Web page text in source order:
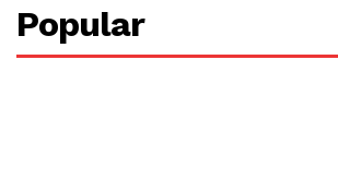
Popular